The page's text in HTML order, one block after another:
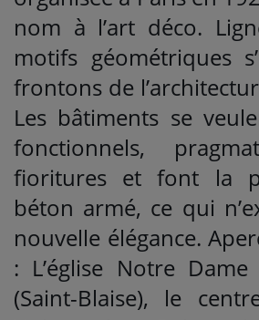
nom à l’art déco.
motifs géométriques
frontons de
Les bâtiments se
fonctionnels,
fioritures et font la
béton armé, ce qui
nouvelle élégance.
: L’église Notre
(Saint-Blaise), le